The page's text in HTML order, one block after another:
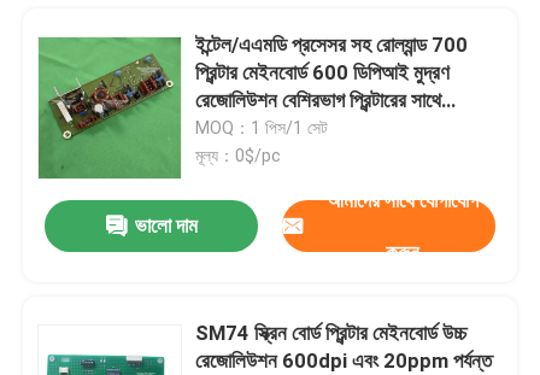
ইন্টেল/এএমডি প্রসেসর সহ রোল্যান্ড 700
প্রিন্টার মেইনবোর্ড 600 ডিপিআই মুদ্রণ
রেজোলিউশন বেশিরভাগ প্রিন্টারের সাথে
সামঞ্জস্যপূর্ণ
MOQ：1 পিস/1 সেট
মূল্য：0$/pc
ভালো দাম
আমাদের সাথে যোগাযোগ
করুন
SM74 স্ক্রিন বোর্ড প্রিন্টার মেইনবোর্ড উচ্চ
রেজোলিউশন 600dpi এবং 20ppm পর্যন্ত